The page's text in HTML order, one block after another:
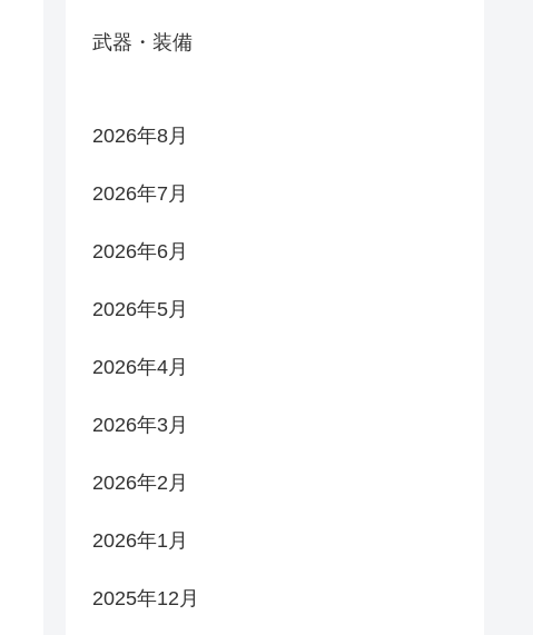
武器・装備
2026年8月
2026年7月
2026年6月
2026年5月
2026年4月
2026年3月
2026年2月
2026年1月
2025年12月